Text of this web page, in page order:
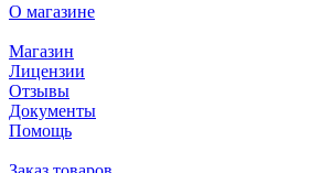
О магазине
Магазин
Лицензии
Отзывы
Документы
Помощь